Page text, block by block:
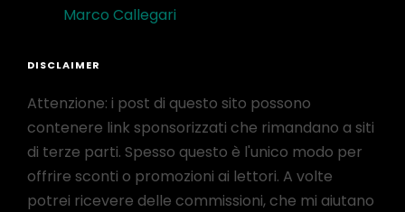
Marco Callegari
DISCLAIMER
Attenzione: i post di questo sito possono
contenere link sponsorizzati che rimandano a siti
di terze parti. Spesso questo è l'unico modo per
offrire sconti o promozioni ai lettori. A volte
potrei ricevere delle commissioni, che mi aiutano